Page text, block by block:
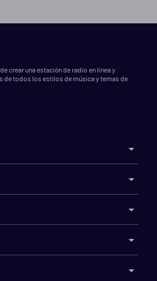
crear una estación de radio en línea y
de todos los estilos de música y temas de